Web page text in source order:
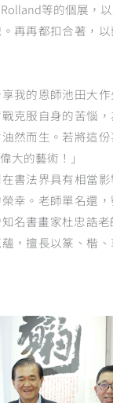
等的個展，
再再都扣合著，
我的恩師池田大作
戰克服自身的苦惱
然而生。若將這
大的藝術！」
書法界具有相當
幸。老師單名還
名書畫家杜忠誥
，擅長以篆、楷